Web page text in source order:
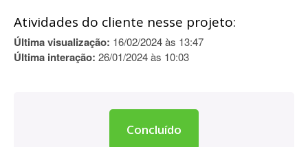
Atividades do cliente nesse projeto:
Última visualização: 16/02/2024 às 13:47
Última interação: 26/01/2024 às 10:03
Concluído